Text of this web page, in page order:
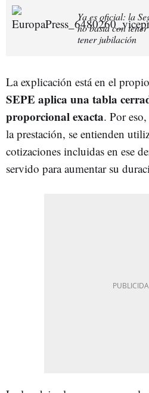
Ya es oficial: la
no basta con
tener jubilación
La explicación está en el
SEPE aplica una tabla
proporcional exacta. Por
la prestación, se entienden
cotizaciones incluidas en ese
servido para aumentar su